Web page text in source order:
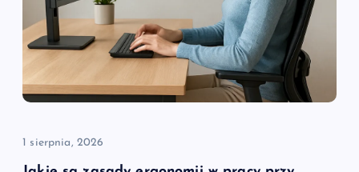
w
p
1 sierpnia, 2026